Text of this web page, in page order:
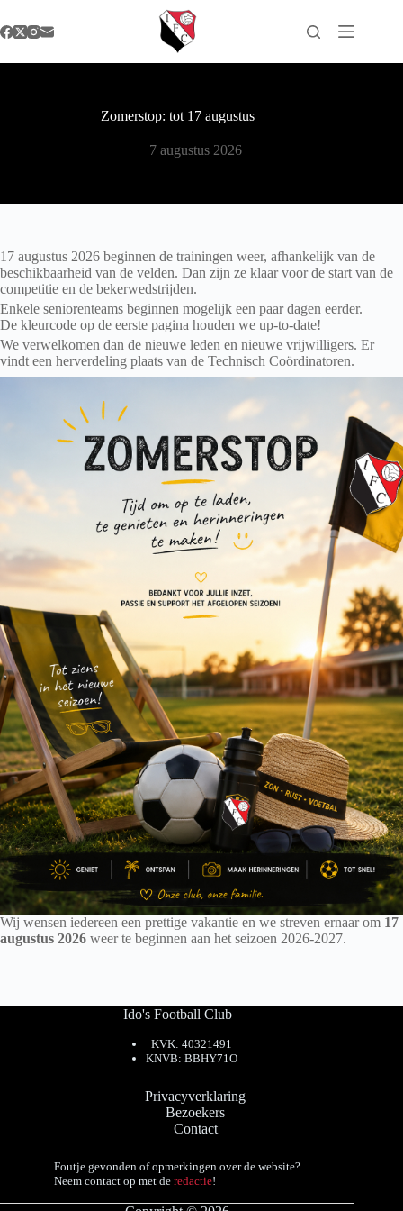
naar
de
Zomerstop: tot 17 augustus
7 augustus 2026
17 augustus 2026 beginnen de trainingen weer, afhankelijk van de
beschikbaarheid van de velden. Dan zijn ze klaar voor de start van de
competitie en de bekerwedstrijden.
Enkele seniorenteams beginnen mogelijk een paar dagen eerder.
De kleurcode op de eerste pagina houden we up-to-date!
We verwelkomen dan de nieuwe leden en nieuwe vrijwilligers. Er
vindt een herverdeling plaats van de Technisch Coördinatoren.
Wij wensen iedereen een prettige vakantie en we streven ernaar om 17
augustus 2026 weer te beginnen aan het seizoen 2026-2027.
Ido's Football Club
KVK: 40321491
KNVB: BBHY71O
Privacyverklaring
Bezoekers
Contact
Foutje gevonden of opmerkingen over de website?
Neem contact op met deredactie!